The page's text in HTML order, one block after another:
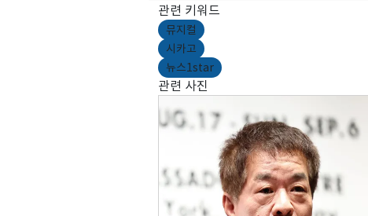
관련 키워드
뮤지컬
시카고
뉴스1star
관련 사진